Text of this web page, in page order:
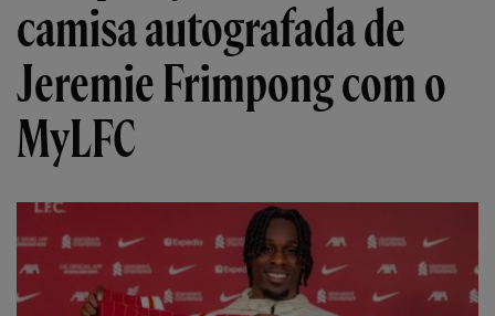
camisa autografada de
Jeremie Frimpong com o
MyLFC